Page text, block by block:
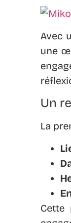
Avec
une
Un
La
Cette